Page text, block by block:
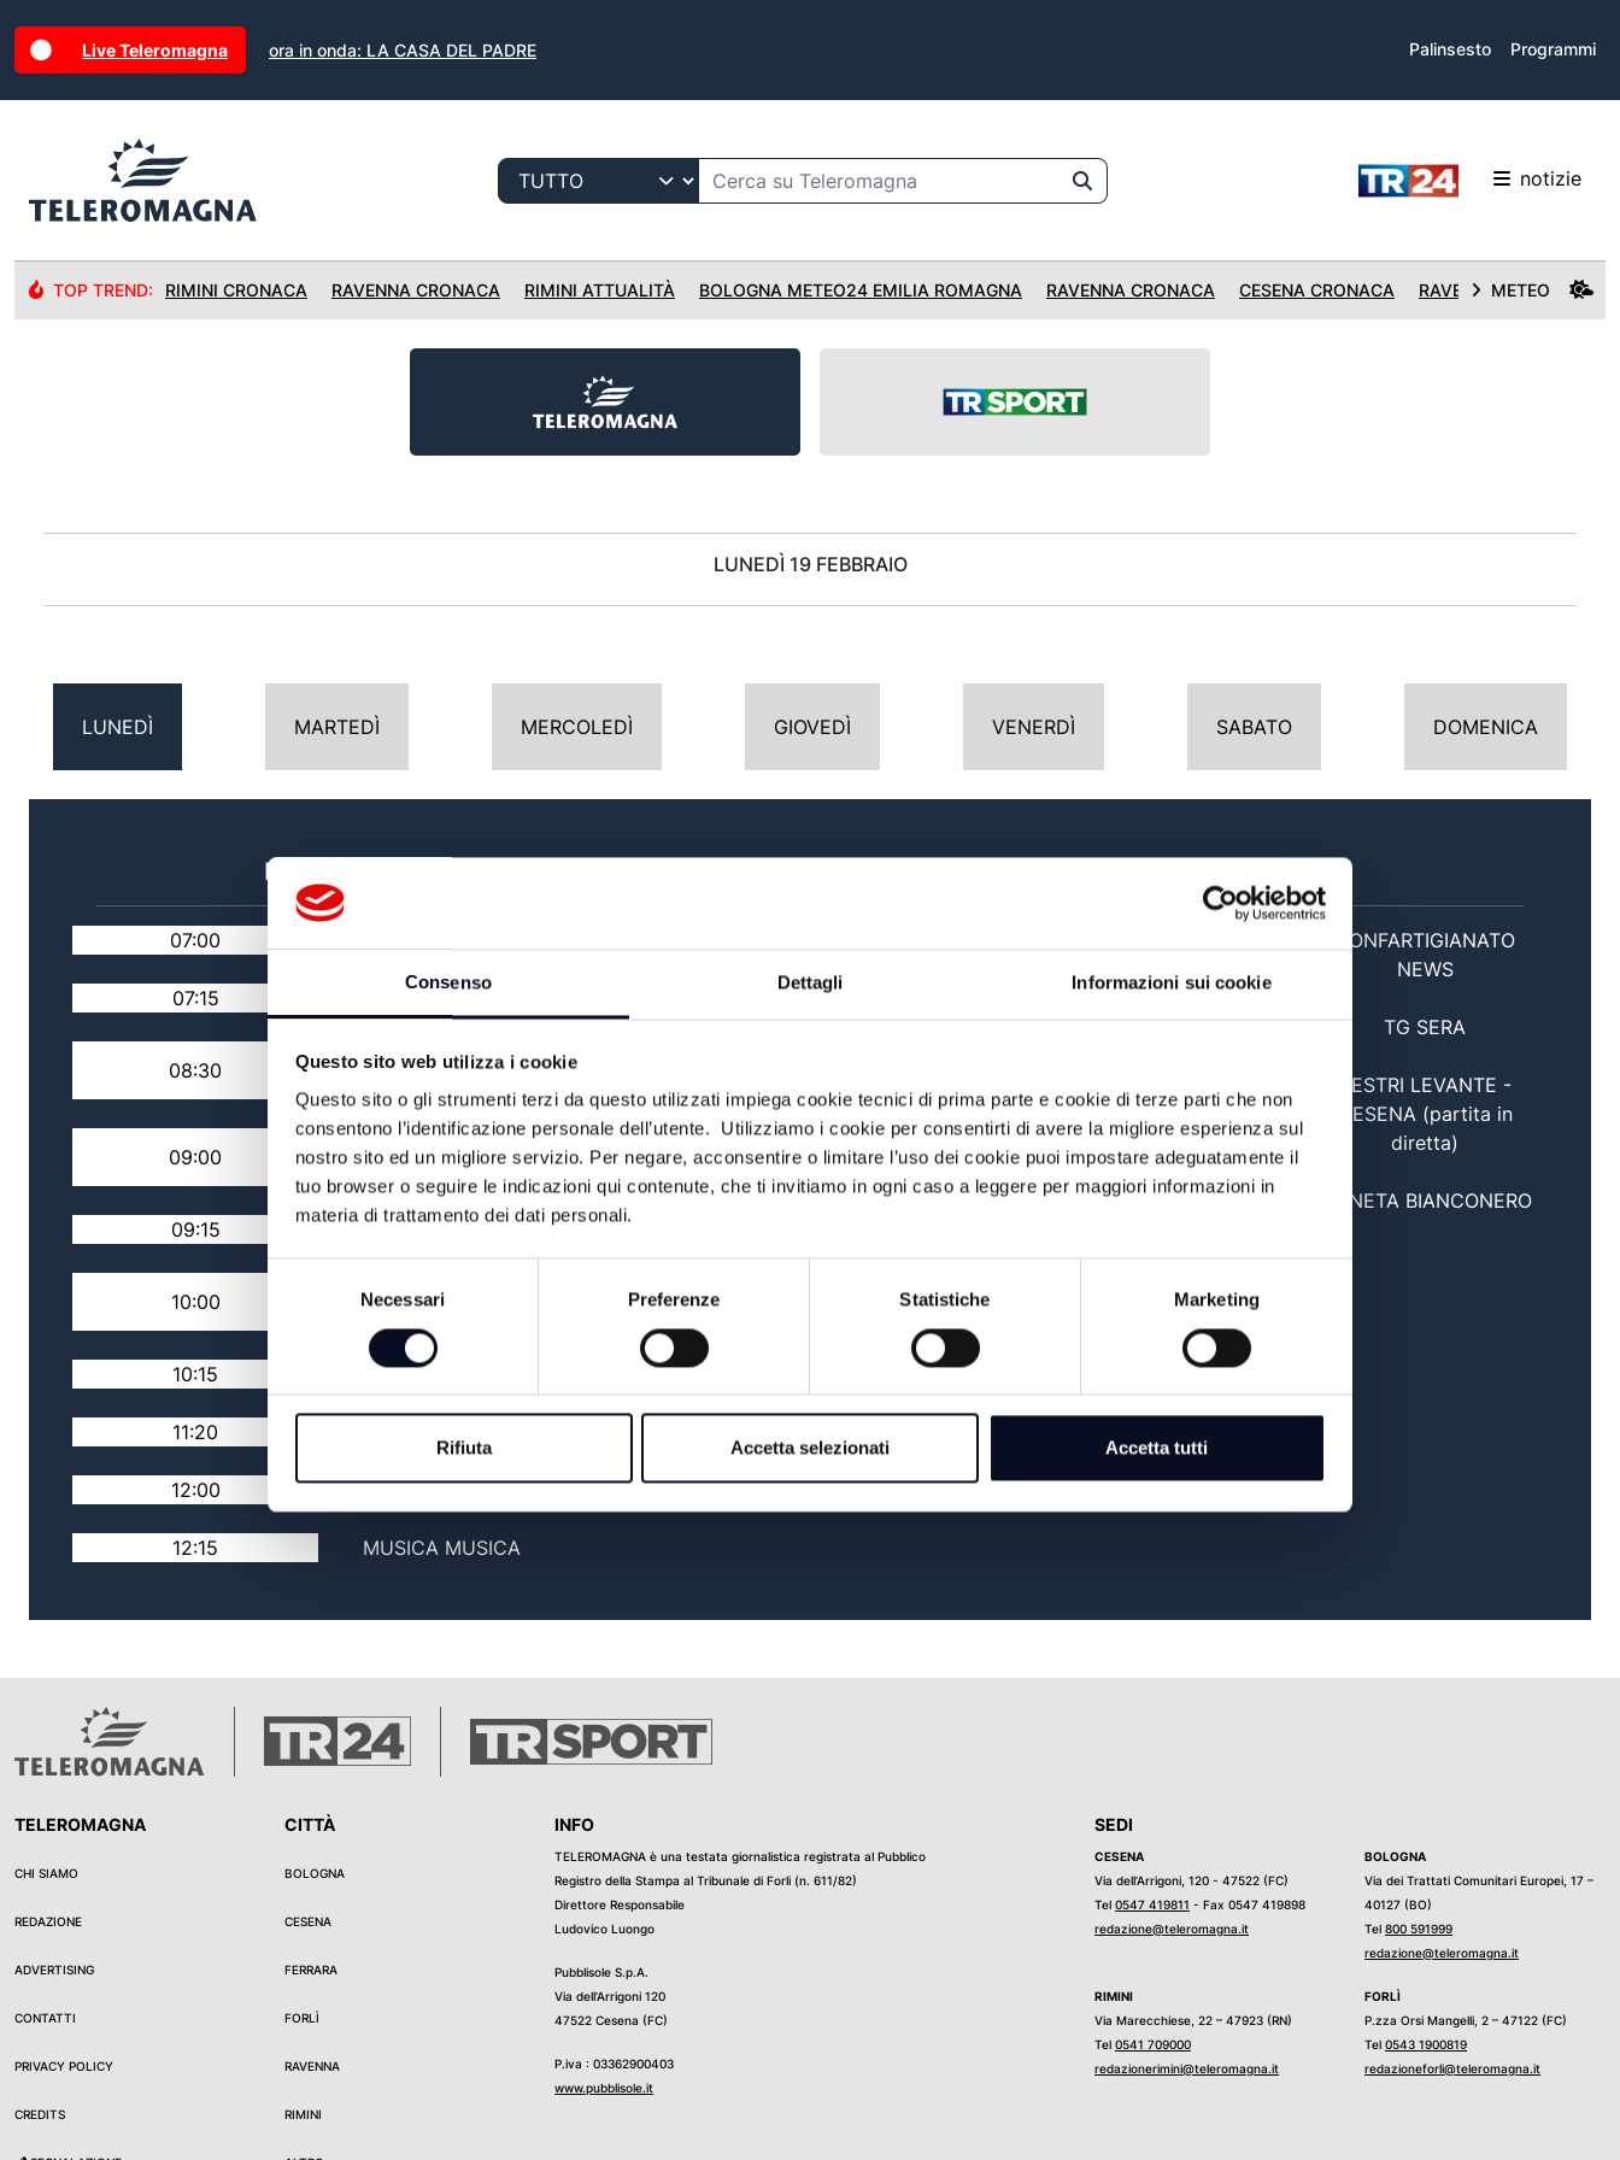
Consenso Dettagli Informazioni sui cookie
Questo sito web utilizza i cookie
Questo sito o gli strumenti terzi da questo utilizzati impiega cookie tecnici di prima parte e cookie di terze parti che non
consentono l’identificazione personale dell’utente. Utilizziamo i cookie per consentirti di avere la migliore esperienza sul
nostro sito ed un migliore servizio. Per negare, acconsentire o limitare l’uso dei cookie puoi impostare adeguatamente il
tuo browser o seguire le indicazioni qui contenute, che ti invitiamo in ogni caso a leggere per maggiori informazioni in
materia di trattamento dei dati personali.
Selezione
consenso
Necessari Preferenze Statistiche Marketing
Rifiuta Accetta selezionati Accetta tutti
Live Teleromagna ora in onda: LA CASA DEL PADRE Palinsesto Programmi
notizie
TOP TREND: RIMINI CRONACA RAVENNA CRONACA RIMINI ATTUALITÀ BOLOGNA METEO24 EMILIA ROMAGNA RAVENNA CRONACA CESENA CRONACA RAVENNA CRONACA
METEO
LUNEDÌ 19 FEBBRAIO
LUNEDÌ MARTEDÌ MERCOLEDÌ GIOVEDÌ VENERDÌ SABATO DOMENICA
MATTINA
07:00
07:15
08:30
#FOCUS / FACCIA A
09:00
RASSEGNA STAMPA
NAZIONALE
09:15 TG MATTINA
10:00
RASSEGNA STAMPA
10:15 TG MATTINA
11:20
12:00 TG FLASH
12:15 MUSICA MUSICA
17:30
#FOCUS / FACCIA A
FACCIA
MUSICA... LA NOSTRA
19:00 TG SERA
19:30 RIMINI CALCIO SHOW
20:00
CONFARTIGIANATO
NEWS
20:30 TG SERA
20:45
SESTRI LEVANTE -
CESENA (partita in
diretta)
22:30 PIANETA BIANCONERO
TELEROMAGNA
CHI SIAMO
REDAZIONE
ADVERTISING
CONTATTI
PRIVACY POLICY
CREDITS
CITTÀ
BOLOGNA
CESENA
FERRARA
FORLÌ
RAVENNA
RIMINI
INFO
TELEROMAGNA è una testata giornalistica registrata al Pubblico
Registro della Stampa al Tribunale di Forli (n. 611/82)
Direttore Responsabile
Ludovico Luongo
Pubblisole S.p.A.
Via dell’Arrigoni 120
47522 Cesena (FC)
P.iva : 03362900403
www.pubblisole.it
SEDI
CESENA
Via dell’Arrigoni, 120 - 47522 (FC)
Tel 0547 419811 - Fax 0547 419898
redazione@teleromagna.it
BOLOGNA
Via dei Trattati Comunitari Europei, 17 –
40127 (BO)
Tel 800 591999
redazione@teleromagna.it
RIMINI
Via Marecchiese, 22 – 47923 (RN)
Tel 0541 709000
redazionerimini@teleromagna.it
FORLÌ
P.zza Orsi Mangelli, 2 – 47122 (FC)
Tel 0543 1900819
redazioneforli@teleromagna.it